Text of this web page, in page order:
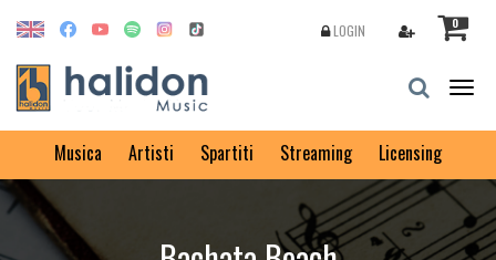
0
LOGIN
Musica Artisti Spartiti Streaming Licensing